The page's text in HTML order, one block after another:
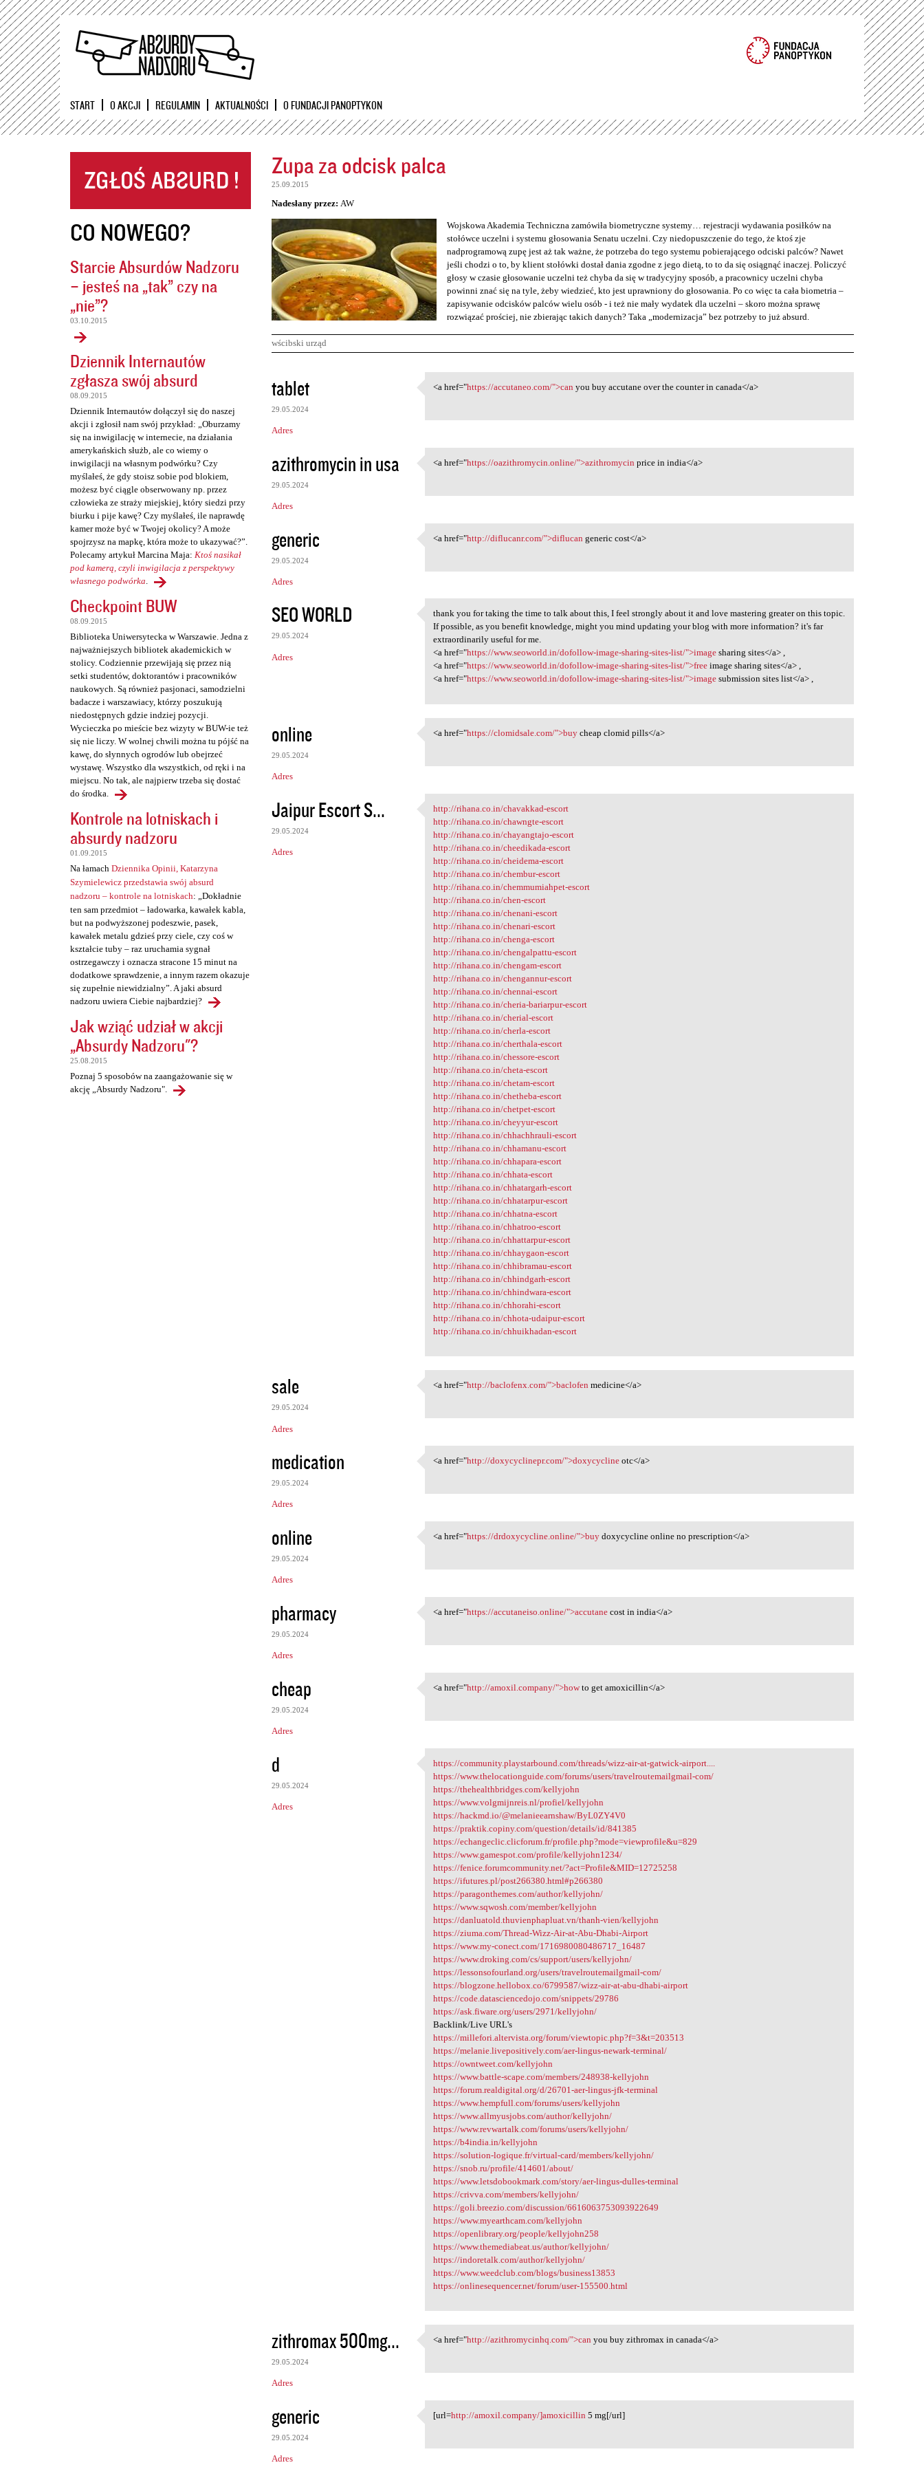
Przejdź
START O AKCJI REGULAMIN AKTUALNOŚCI O FUNDACJI PANOPTYKON
CO NOWEGO?
Starcie Absurdów Nadzoru
– jesteś na „tak” czy na
„nie”?
03.10.2015
Dziennik Internautów
zgłasza swój absurd
08.09.2015
Dziennik Internautów dołączył się do naszej
akcji i zgłosił nam swój przykład: „Oburzamy
się na inwigilację w internecie, na działania
amerykańskich służb, ale co wiemy o
inwigilacji na własnym podwórku? Czy
myślałeś, że gdy stoisz sobie pod blokiem,
możesz być ciągle obserwowany np. przez
człowieka ze straży miejskiej, który siedzi przy
biurku i pije kawę? Czy myślałeś, ile naprawdę
kamer może być w Twojej okolicy? A może
spojrzysz na mapkę, która może to ukazywać?”.
Polecamy artykuł Marcina Maja: Ktoś nasikał
pod kamerą, czyli inwigilacja z perspektywy
własnego podwórka.
Checkpoint BUW
08.09.2015
Biblioteka Uniwersytecka w Warszawie. Jedna z
najważniejszych bibliotek akademickich w
stolicy. Codziennie przewijają się przez nią
setki studentów, doktorantów i pracowników
naukowych. Są również pasjonaci, samodzielni
badacze i warszawiacy, którzy poszukują
niedostępnych gdzie indziej pozycji.
Wycieczka po mieście bez wizyty w BUW-ie też
się nie liczy. W wolnej chwili można tu pójść na
kawę, do słynnych ogrodów lub obejrzeć
wystawę. Wszystko dla wszystkich, od ręki i na
miejscu. No tak, ale najpierw trzeba się dostać
do środka.
Kontrole na lotniskach i
absurdy nadzoru
01.09.2015
Na łamach Dziennika Opinii, Katarzyna
Szymielewicz przedstawia swój absurd
nadzoru – kontrole na lotniskach: „Dokładnie
ten sam przedmiot – ładowarka, kawałek kabla,
but na podwyższonej podeszwie, pasek,
kawałek metalu gdzieś przy ciele, czy coś w
kształcie tuby – raz uruchamia sygnał
ostrzegawczy i oznacza stracone 15 minut na
dodatkowe sprawdzenie, a innym razem okazuje
się zupełnie niewidzialny”. A jaki absurd
nadzoru uwiera Ciebie najbardziej?
Jak wziąć udział w akcji
„Absurdy Nadzoru"?
25.08.2015
Poznaj 5 sposobów na zaangażowanie się w
akcję „Absurdy Nadzoru".
Zupa za odcisk palca
25.09.2015
Nadesłany przez: AW
Wojskowa Akademia Techniczna zamówiła biometryczne systemy… rejestracji wydawania posiłków na
stołówce uczelni i systemu głosowania Senatu uczelni. Czy niedopuszczenie do tego, że ktoś zje
nadprogramową zupę jest aż tak ważne, że potrzeba do tego systemu pobierającego odciski palców? Nawet
jeśli chodzi o to, by klient stołówki dostał dania zgodne z jego dietą, to to da się osiągnąć inaczej. Policzyć
głosy w czasie głosowanie uczelni też chyba da się w tradycyjny sposób, a pracownicy uczelni chyba
powinni znać się na tyle, żeby wiedzieć, kto jest uprawniony do głosowania. Po co więc ta cała biometria –
zapisywanie odcisków palców wielu osób - i też nie mały wydatek dla uczelni – skoro można sprawę
rozwiązać prościej, nie zbierając takich danych? Taka „modernizacja” bez potrzeby to już absurd.
wścibski urząd
K
o
m
e
n
t
r
z
e
tablet
29.05.2024
Adres
<a href="https://accutaneo
<a href="https://accutaneo.com/">can you buy accutane over the counter in canada</a>
azithromycin in usa
29.05.2024
Adres
<a href="https:/
<a href="https://oazithromycin.online/">azithromycin price in india</a>
generic
29.05.2024
Adres
<a href="http://diflucanr.com
<a href="http://diflucanr.com/">diflucan generic cost</a>
SEO WORLD
29.05.2024
Adres
thank you for taking the time
thank you for taking the time to talk about this, I feel strongly about it and love mastering greater on this topic.
If possible, as you benefit knowledge, might you mind updating your blog with more information? it's far
extraordinarily useful for me.
<a href="https://www.seoworld.in/dofollow-image-sharing-sites-list/">image sharing sites</a> ,
<a href="https://www.seoworld.in/dofollow-image-sharing-sites-list/">free image sharing sites</a> ,
<a href="https://www.seoworld.in/dofollow-image-sharing-sites-list/">image submission sites list</a> ,
online
29.05.2024
Adres
<a href="https://clomidsale
<a href="https://clomidsale.com/">buy cheap clomid pills</a>
Jaipur Escort S...
29.05.2024
Adres
http://rihana.co.in/chavakkad
http://rihana.co.in/chavakkad-escort
http://rihana.co.in/chawngte-escort
http://rihana.co.in/chayangtajo-escort
http://rihana.co.in/cheedikada-escort
http://rihana.co.in/cheidema-escort
http://rihana.co.in/chembur-escort
http://rihana.co.in/chemmumiahpet-escort
http://rihana.co.in/chen-escort
http://rihana.co.in/chenani-escort
http://rihana.co.in/chenari-escort
http://rihana.co.in/chenga-escort
http://rihana.co.in/chengalpattu-escort
http://rihana.co.in/chengam-escort
http://rihana.co.in/chengannur-escort
http://rihana.co.in/chennai-escort
http://rihana.co.in/cheria-bariarpur-escort
http://rihana.co.in/cherial-escort
http://rihana.co.in/cherla-escort
http://rihana.co.in/cherthala-escort
http://rihana.co.in/chessore-escort
http://rihana.co.in/cheta-escort
http://rihana.co.in/chetam-escort
http://rihana.co.in/chetheba-escort
http://rihana.co.in/chetpet-escort
http://rihana.co.in/cheyyur-escort
http://rihana.co.in/chhachhrauli-escort
http://rihana.co.in/chhamanu-escort
http://rihana.co.in/chhapara-escort
http://rihana.co.in/chhata-escort
http://rihana.co.in/chhatargarh-escort
http://rihana.co.in/chhatarpur-escort
http://rihana.co.in/chhatna-escort
http://rihana.co.in/chhatroo-escort
http://rihana.co.in/chhattarpur-escort
http://rihana.co.in/chhaygaon-escort
http://rihana.co.in/chhibramau-escort
http://rihana.co.in/chhindgarh-escort
http://rihana.co.in/chhindwara-escort
http://rihana.co.in/chhorahi-escort
http://rihana.co.in/chhota-udaipur-escort
http://rihana.co.in/chhuikhadan-escort
sale
29.05.2024
Adres
<a href="http://baclofenx.com
<a href="http://baclofenx.com/">baclofen medicine</a>
medication
29.05.2024
Adres
<a href="http://doxycyclinepr
<a href="http://doxycyclinepr.com/">doxycycline otc</a>
online
29.05.2024
Adres
<a href="https:/
<a href="https://drdoxycycline.online/">buy doxycycline online no prescription</a>
pharmacy
29.05.2024
Adres
<a href="https://accutaneiso
<a href="https://accutaneiso.online/">accutane cost in india</a>
cheap
29.05.2024
Adres
<a href="http://amoxil
<a href="http://amoxil.company/">howto get amoxicillin</a>
d
29.05.2024
Adres
https://community
https://community.playstarbound.com/threads/wizz-air-at-gatwick-airport....
https://www.thelocationguide.com/forums/users/travelroutemailgmail-com/
https://thehealthbridges.com/kellyjohn
https://www.volgmijnreis.nl/profiel/kellyjohn
https://hackmd.io/@melanieearnshaw/ByL0ZY4V0
https://praktik.copiny.com/question/details/id/841385
https://echangeclic.clicforum.fr/profile.php?mode=viewprofile&u=829
https://www.gamespot.com/profile/kellyjohn1234/
https://fenice.forumcommunity.net/?act=Profile&MID=12725258
https://ifutures.pl/post266380.html#p266380
https://paragonthemes.com/author/kellyjohn/
https://www.sqwosh.com/member/kellyjohn
https://danluatold.thuvienphapluat.vn/thanh-vien/kellyjohn
https://ziuma.com/Thread-Wizz-Air-at-Abu-Dhabi-Airport
https://www.my-conect.com/1716980080486717_16487
https://www.droking.com/cs/support/users/kellyjohn/
https://lessonsofourland.org/users/travelroutemailgmail-com/
https://blogzone.hellobox.co/6799587/wizz-air-at-abu-dhabi-airport
https://code.datasciencedojo.com/snippets/29786
https://ask.fiware.org/users/2971/kellyjohn/
Backlink/Live URL's
https://millefori.altervista.org/forum/viewtopic.php?f=3&t=203513
https://melanie.livepositively.com/aer-lingus-newark-terminal/
https://owntweet.com/kellyjohn
https://www.battle-scape.com/members/248938-kellyjohn
https://forum.realdigital.org/d/26701-aer-lingus-jfk-terminal
https://www.hempfull.com/forums/users/kellyjohn
https://www.allmyusjobs.com/author/kellyjohn/
https://www.revwartalk.com/forums/users/kellyjohn/
https://b4india.in/kellyjohn
https://solution-logique.fr/virtual-card/members/kellyjohn/
https://snob.ru/profile/414601/about/
https://www.letsdobookmark.com/story/aer-lingus-dulles-terminal
https://crivva.com/members/kellyjohn/
https://goli.breezio.com/discussion/6616063753093922649
https://www.myearthcam.com/kellyjohn
https://openlibrary.org/people/kellyjohn258
https://www.themediabeat.us/author/kellyjohn/
https://indoretalk.com/author/kellyjohn/
https://www.weedclub.com/blogs/business13853
https://onlinesequencer.net/forum/user-155500.html
zithromax 500mg...
29.05.2024
Adres
<a href="http:/
<a href="http://azithromycinhq.com/">can you buy zithromax in canada</a>
generic
29.05.2024
Adres
[url=http://amoxil.company/
[url=http://amoxil.company/]amoxicillin 5 mg[/url]